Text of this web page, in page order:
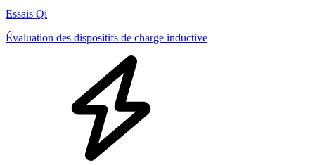
Essais Qi
Évaluation des dispositifs de charge inductive